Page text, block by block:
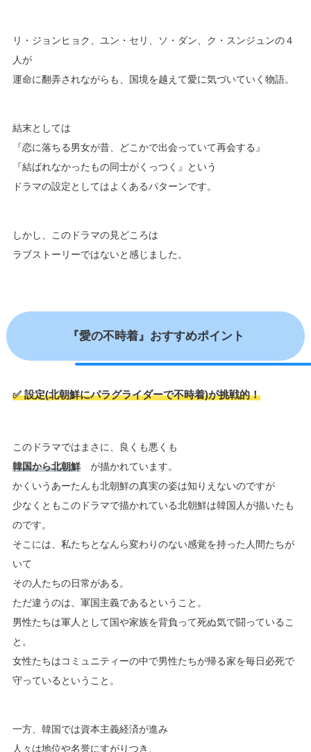
リ・ジョンヒョク、ユン・セリ、ソ・ダン、ク・スンジュンの４
人が
運命に翻弄されながらも、国境を越えて愛に気づいていく物語。
結末としては
『恋に落ちる男女が昔、どこかで出会っていて再会する』
『結ばれなかったもの同士がくっつく』という
ドラマの設定としてはよくあるパターンです。
しかし、このドラマの見どころは
ラブストーリーではないと感じました。
『愛の不時着』 おすすめポイント
✅ 設定(北朝鮮にパラグライダーで不時着)が挑戦的！
このドラマではまさに、良くも悪くも
韓国から北朝鮮が描かれています。
かくいうあーたんも北朝鮮の真実の姿は知りえないのですが
少なくともこのドラマで描かれている北朝鮮は韓国人が描いたも
のです。
そこには、私たちとなんら変わりのない感覚を持った人間たちが
いて
その人たちの日常がある。
ただ違うのは、軍国主義であるということ。
男性たちは軍人として国や家族を背負って死ぬ気で闘っているこ
と。
女性たちはコミュニティーの中で男性たちが帰る家を毎日必死で
守っているということ。
一方、韓国では資本主義経済が進み
人々は地位や名誉にすがりつき、